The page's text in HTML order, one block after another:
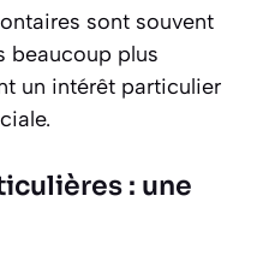
sont souvent
beaucoup plus
un intérêt particulier
: une